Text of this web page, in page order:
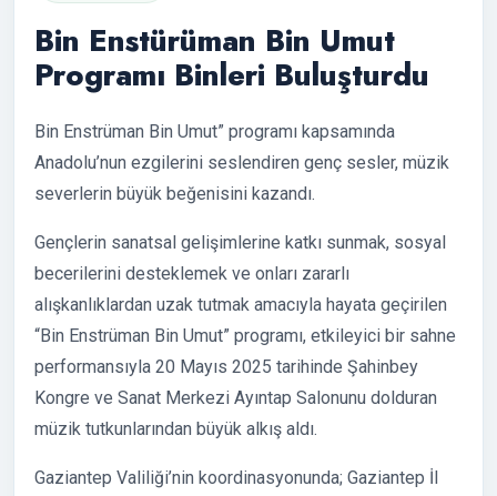
Bin Enstürüman Bin Umut
Programı Binleri Buluşturdu
Bin Enstrüman Bin Umut” programı kapsamında
Anadolu’nun ezgilerini seslendiren genç sesler, müzik
severlerin büyük beğenisini kazandı.
Gençlerin sanatsal gelişimlerine katkı sunmak, sosyal
becerilerini desteklemek ve onları zararlı
alışkanlıklardan uzak tutmak amacıyla hayata geçirilen
“Bin Enstrüman Bin Umut” programı, etkileyici bir sahne
performansıyla 20 Mayıs 2025 tarihinde Şahinbey
Kongre ve Sanat Merkezi Ayıntap Salonunu dolduran
müzik tutkunlarından büyük alkış aldı.
Gaziantep Valiliği’nin koordinasyonunda; Gaziantep İl